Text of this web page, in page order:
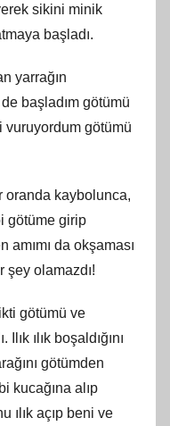
sikini minik
başladı.
yarrağın
başladım götümü
vuruyordum götümü
oranda kaybolunca,
götüme girip
amımı da okşaması
şey olamazdı!
götümü ve
ılık boşaldığını
götümden
kucağına alıp
ılık açıp beni ve